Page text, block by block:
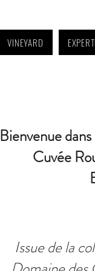
VINEYARD
Bienvenue
Cuvée
Issue de la